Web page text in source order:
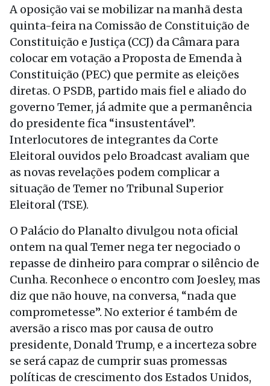
A oposição vai se mobilizar na manhã desta
quinta-feira na Comissão de Constituição de
Constituição e Justiça (CCJ) da Câmara para
colocar em votação a Proposta de Emenda à
Constituição (PEC) que permite as eleições
diretas. O PSDB, partido mais fiel e aliado do
governo Temer, já admite que a permanência
do presidente fica “insustentável”.
Interlocutores de integrantes da Corte
Eleitoral ouvidos pelo Broadcast avaliam que
as novas revelações podem complicar a
situação de Temer no Tribunal Superior
Eleitoral (TSE).
O Palácio do Planalto divulgou nota oficial
ontem na qual Temer nega ter negociado o
repasse de dinheiro para comprar o silêncio de
Cunha. Reconhece o encontro com Joesley, mas
diz que não houve, na conversa, “nada que
comprometesse”. No exterior é também de
aversão a risco mas por causa de outro
presidente, Donald Trump, e a incerteza sobre
se será capaz de cumprir suas promessas
políticas de crescimento dos Estados Unidos,